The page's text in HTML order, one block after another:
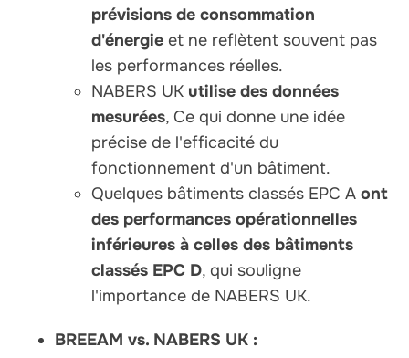
prévisions de consommation
d'énergie et ne reflètent souvent pas
les performances réelles.
NABERS UK utilise des données
mesurées, Ce qui donne une idée
précise de l'efficacité du
fonctionnement d'un bâtiment.
Quelques bâtiments classés EPC A ont
des performances opérationnelles
inférieures à celles des bâtiments
classés EPC D, qui souligne
l'importance de NABERS UK.
BREEAM vs. NABERS UK :